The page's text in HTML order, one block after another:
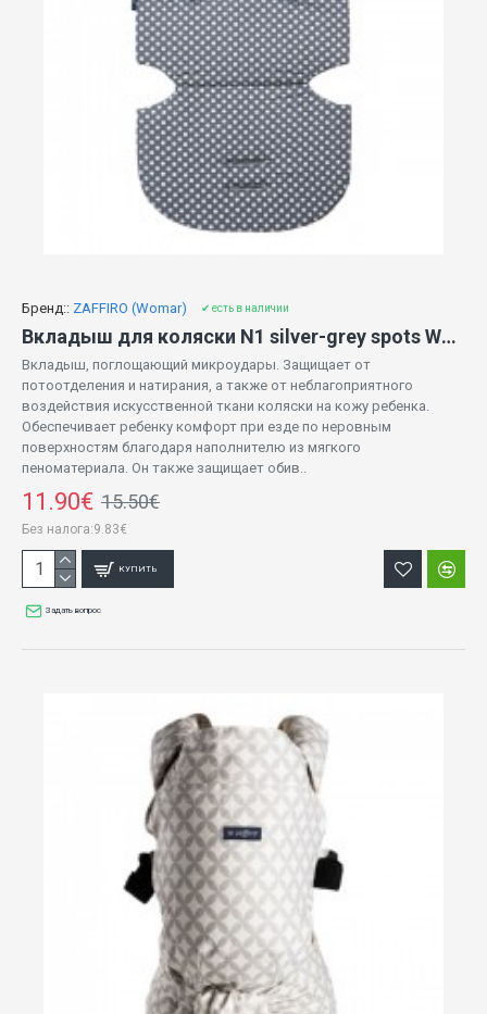
Бренд:: ZAFFIRO (Womar) ✔ есть в наличии
Вкладыш для коляски N1 silver-grey spots Womar PWF-016
Вкладыш, поглощающий микроудары. Защищает от
потоотделения и натирания, а также от неблагоприятного
воздействия искусственной ткани коляски на кожу ребенка.
Обеспечивает ребенку комфорт при езде по неровным
поверхностям благодаря наполнителю из мягкого
пеноматериала. Он также защищает обив..
11.90€ 15.50€
Без налога:9.83€
КУПИТЬ
Задать вопрос